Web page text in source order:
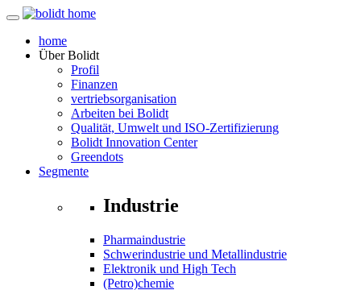
home
ÜberBolidt
Profil
Finanzen
vertriebsorganisation
Arbeiten bei Bolidt
Qualität, Umwelt und ISO-Zertifizierung
Bolidt Innovation Center
Greendots
Segmente
Industrie
Pharmaindustrie
Schwerindustrie und Metallindustrie
Elektronik und High Tech
(Petro)chemie